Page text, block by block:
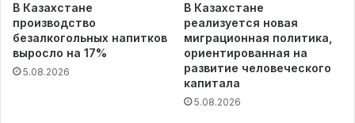
В Казахстане
производство
безалкогольных напитков
выросло на 17%
5.08.2026
В Казахстане
реализуется новая
миграционная политика,
ориентированная на
развитие человеческого
капитала
5.08.2026